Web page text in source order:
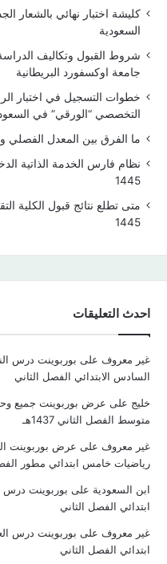
كليشة اختبار نهائي بالشعار
السعودية
شروط القبول وتكاليف
جامعة اوكسفورد البريطانية
خطوات التسجيل في اختبار
التخصصي “الورقي” في
ما الفرق بين المعدل الفصلي
نظام فارس الخدمة الذاتية
1445
متى تطلع نتائج قبول الكلية
1445
احدث التعليقات
غير معروف على بوربوينت درس
السادس الابتدائي الفصل الثاني
خليج على عرض بوربوينت جميع
متوسط الفصل الثاني 1437هـ
غير معروف على عرض بوربوينت
رياضيات خامس ابتدائي مطور
ابن السعودية على بوربوينت
ابتدائي الفصل الثاني
غير معروف على بوربوينت درس
ابتدائي الفصل الثاني